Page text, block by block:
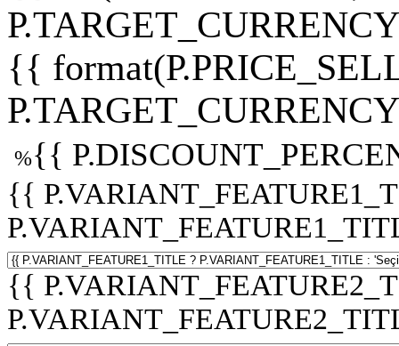
{{
%{{
{{
{{